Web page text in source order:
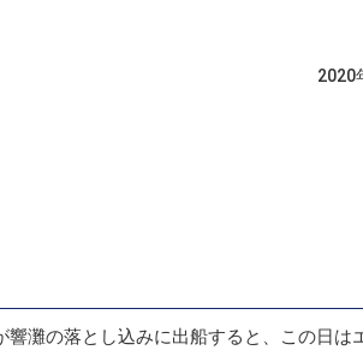
2020
響灘の落とし込みに出船すると、この日は